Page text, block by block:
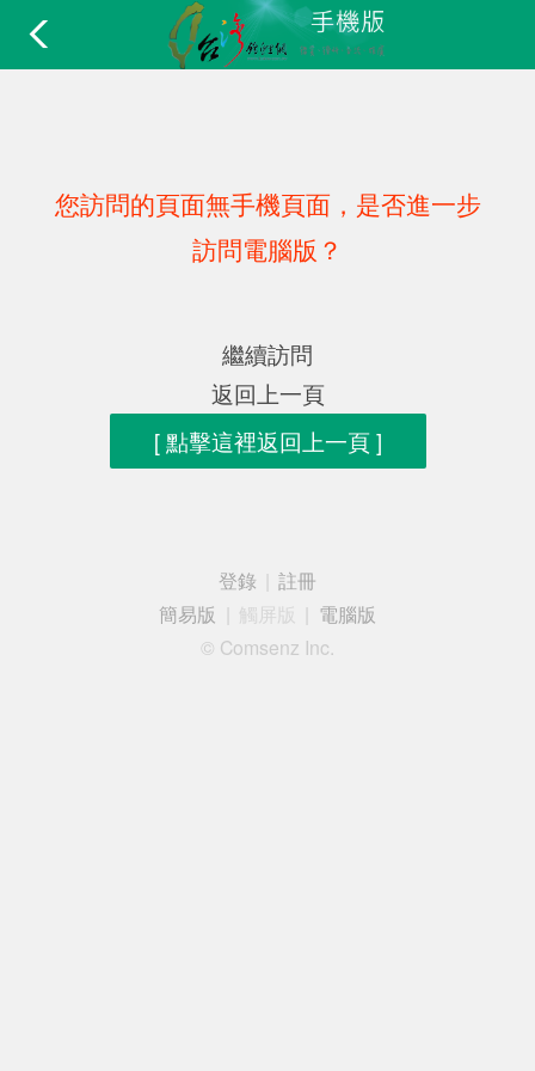
您訪問的頁面無手機頁面，是否進一步
訪問電腦版？
繼續訪問
返回上一頁
[ 點擊這裡返回上一頁 ]
登錄
註冊
簡易版
觸屏版
電腦版
© Comsenz Inc.